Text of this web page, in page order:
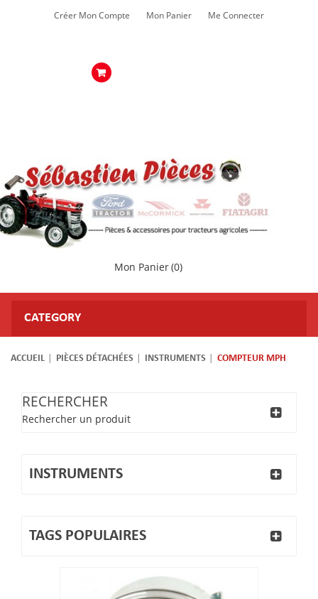
Créer Mon Compte Mon Panier Me Connecter
Mon Panier(0)
CATEGORY
ACCUEIL PIÈCES DÉTACHÉES INSTRUMENTS COMPTEUR MPH
RECHERCHER
Rechercher un produit
INSTRUMENTS
TAGS POPULAIRES